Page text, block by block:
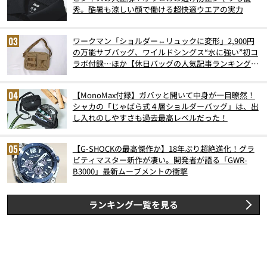
秀。酷暑も涼しい顔で働ける超快適ウエアの実力
ワークマン「ショルダー⇔リュックに変形」2,900円
の万能サブバッグ、ワイルドシングス“水に強い”初コ
ラボ付録…ほか【休日バッグの人気記事ランキングベ
【MonoMax付録】ガバッと開いて中身が一目瞭然！
シャカの「じゃばら式４層ショルダーバッグ」は、出
し入れのしやすさも過去最高レベルだった！
【G-SHOCKの最高傑作か】18年ぶり超絶進化！グラ
ビティマスター新作が凄い。開発者が語る「GWR-
B3000」最新ムーブメントの衝撃
ランキング一覧を見る